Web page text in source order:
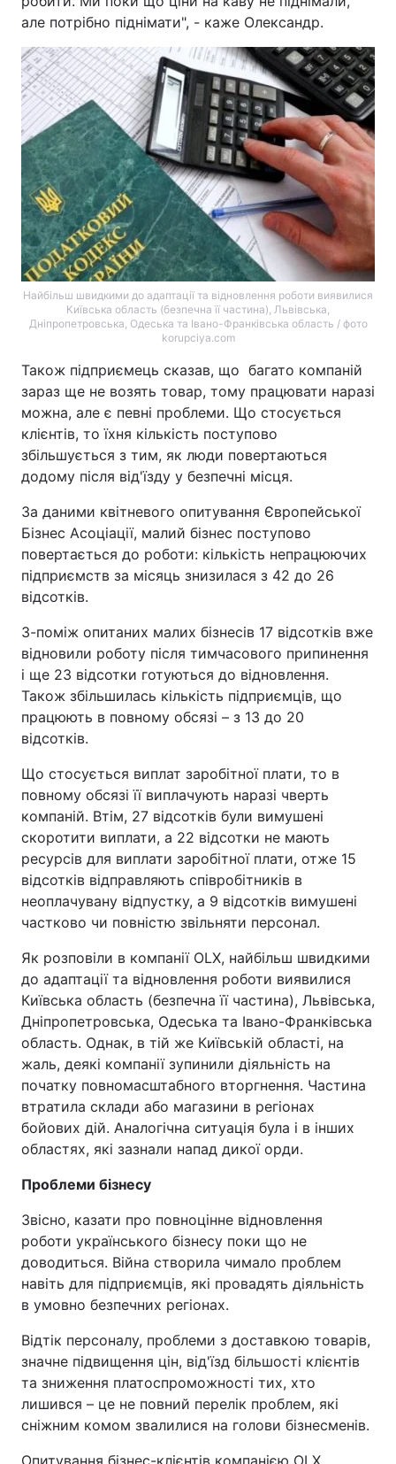
але потрібно піднімати", - каже Олександр.
Найбільш швидкими до адаптації та відновлення роботи виявилися
Київська область (безпечна її частина), Львівська,
Дніпропетровська, Одеська та Івано-Франківська область / фото
korupciya.com
Також підприємець сказав, що багато компаній
зараз ще не возять товар, тому працювати наразі
можна, але є певні проблеми. Що стосується
клієнтів, то їхня кількість поступово
збільшується з тим, як люди повертаються
додому після від'їзду у безпечні місця.
За даними квітневого опитування Європейської
Бізнес Асоціації, малий бізнес поступово
повертається до роботи: кількість непрацюючих
підприємств за місяць знизилася з 42 до 26
відсотків.
З-поміж опитаних малих бізнесів 17 відсотків вже
відновили роботу після тимчасового припинення
і ще 23 відсотки готуються до відновлення.
Також збільшилась кількість підприємців, що
працюють в повному обсязі – з 13 до 20
відсотків.
Що стосується виплат заробітної плати, то в
повному обсязі її виплачують наразі чверть
компаній. Втім, 27 відсотків були вимушені
скоротити виплати, а 22 відсотки не мають
ресурсів для виплати заробітної плати, отже 15
відсотків відправляють співробітників в
неоплачувану відпустку, а 9 відсотків вимушені
частково чи повністю звільняти персонал.
Як розповіли в компанії OLX, найбільш швидкими
до адаптації та відновлення роботи виявилися
Київська область (безпечна її частина), Львівська,
Дніпропетровська, Одеська та Івано-Франківська
область. Однак, в тій же Київській області, на
жаль, деякі компанії зупинили діяльність на
початку повномасштабного вторгнення. Частина
втратила склади або магазини в регіонах
бойових дій. Аналогічна ситуація була і в інших
областях, які зазнали напад дикої орди.
Проблеми бізнесу
Звісно, казати про повноцінне відновлення
роботи українського бізнесу поки що не
доводиться. Війна створила чимало проблем
навіть для підприємців, які провадять діяльність
в умовно безпечних регіонах.
Відтік персоналу, проблеми з доставкою товарів,
значне підвищення цін, від'їзд більшості клієнтів
та зниження платоспроможності тих, хто
лишився – це не повний перелік проблем, які
сніжним комом звалилися на голови бізнесменів.
Опитування бізнес-клієнтів компанією OLX